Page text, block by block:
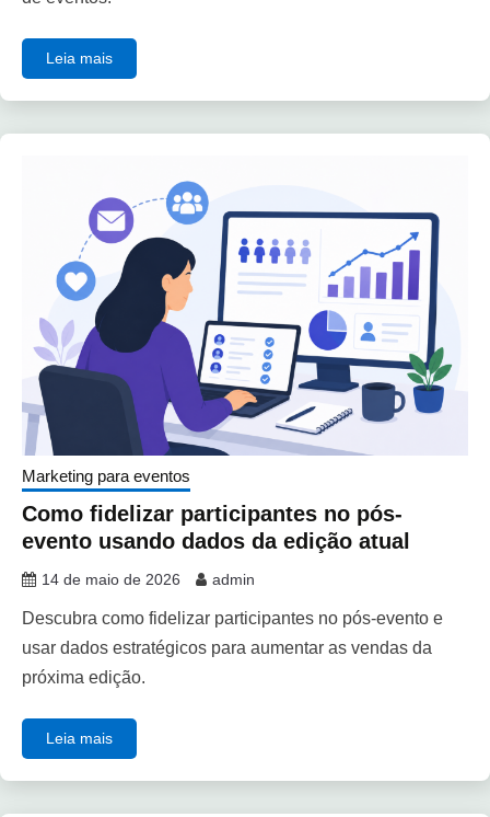
Leia mais
Marketing para eventos
Como fidelizar participantes no pós-
evento usando dados da edição atual
14 de maio de 2026 admin
Descubra como fidelizar participantes no pós-evento e
usar dados estratégicos para aumentar as vendas da
próxima edição.
Leia mais